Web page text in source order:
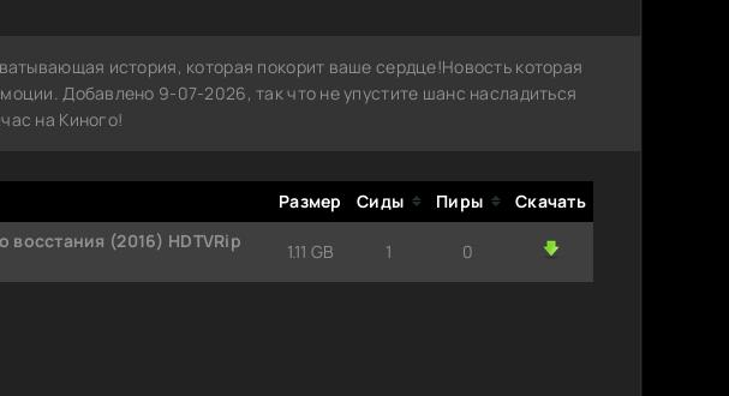
история, которая покорит ваше сердце!Новость которая
Добавлено 9-07-2026, так что не упустите шанс насладиться
на Киного!
Размер Сиды Пиры
Скачать
(2016) HDTVRip
1.11 GB 1 0